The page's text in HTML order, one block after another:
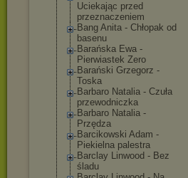
Uciekając przed
przeznaczeniem
Bang Anita - Chłopak od
basenu
Barańska Ewa -
Pierwiastek Zero
Barański Grzegorz -
Toska
Barbaro Natalia - Czuła
przewodniczka
Barbaro Natalia -
Przędza
Barcikowski Adam -
Piekielna palestra
Barclay Linwood - Bez
śladu